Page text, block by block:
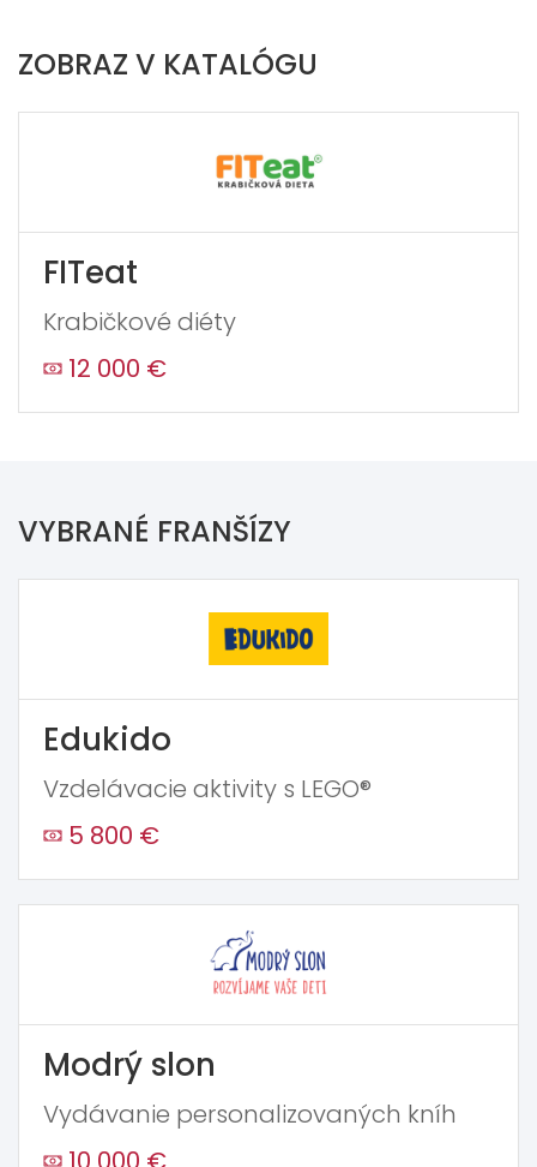
ZOBRAZ V KATALÓGU
FITeat
Krabičkové diéty
12 000 €
VYBRANÉ FRANŠÍZY
Edukido
Vzdelávacie aktivity s LEGO®
5 800 €
Modrý slon
Vydávanie personalizovaných kníh